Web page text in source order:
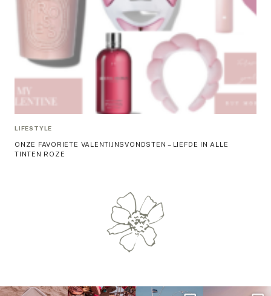
LIFESTYLE
ONZE FAVORIETE VALENTIJNSVONDSTEN – LIEFDE IN ALLE
TINTEN ROZE